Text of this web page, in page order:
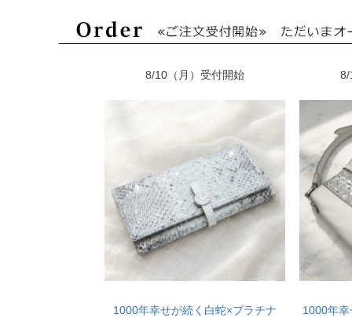
8/10（月）受付開始
1000年幸せが続く白蛇×プラチナ
8/
1000年